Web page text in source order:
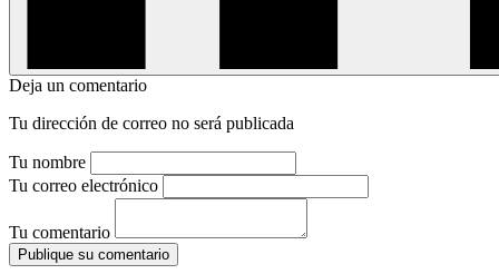
Deja un comentario
Tu dirección de correo no será publicada
Tu nombre
Tu correo electrónico
Tu comentario
Publique su comentario